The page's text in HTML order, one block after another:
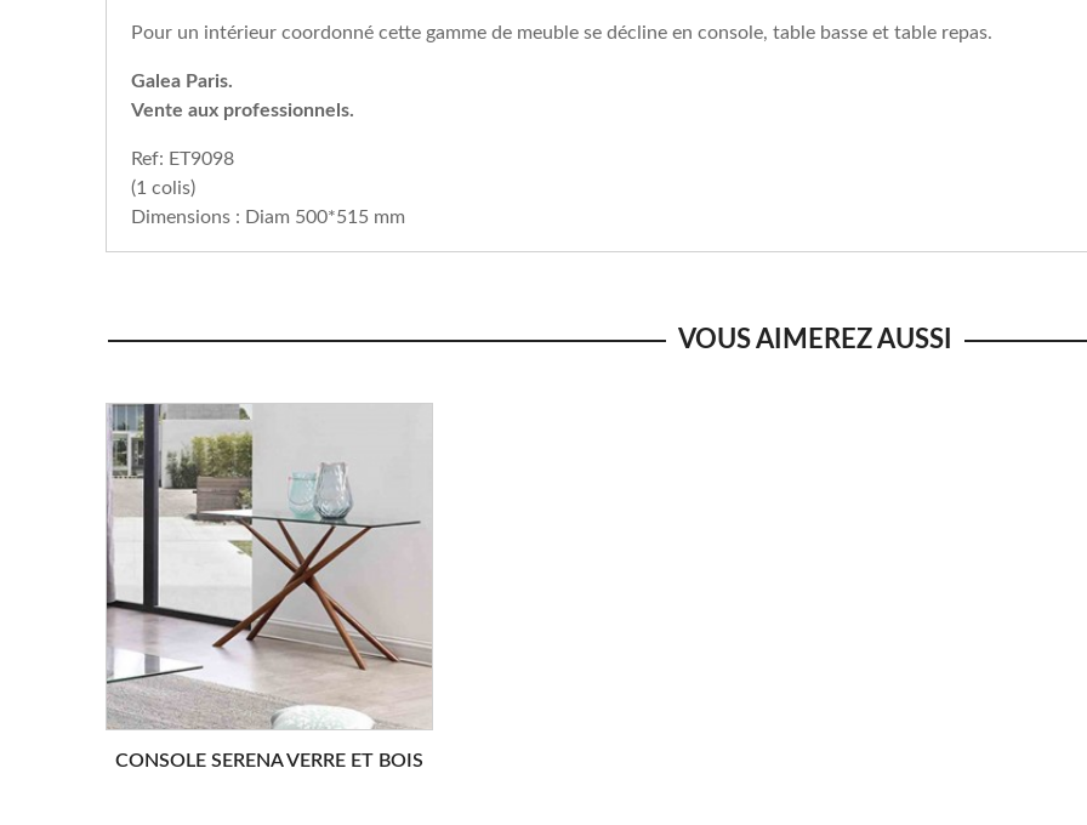
Pour un intérieur coordonné cette gamme de meuble se décline en console, table basse et table repas.
Galea Paris.
Vente aux professionnels.
Ref: ET9098
(1 colis)
Dimensions : Diam 500*515 mm
VOUS AIMEREZ AUSSI
CONSOLE SERENA VERRE ET BOIS